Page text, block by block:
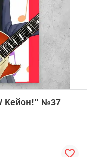
/ Кейон!" №37